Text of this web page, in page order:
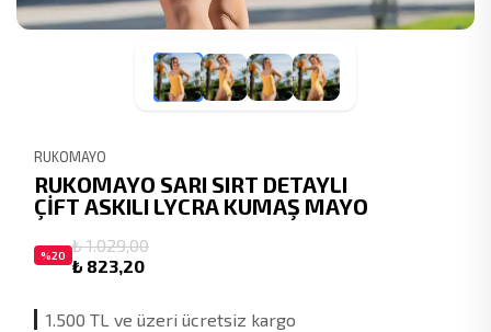
RUKOMAYO
RUKOMAYO SARI SIRT DETAYLI
ÇİFT ASKILI LYCRA KUMAŞ MAYO
%20 ₺ 1.029,00
₺ 823,20
1.500 TL ve üzeri ücretsiz kargo